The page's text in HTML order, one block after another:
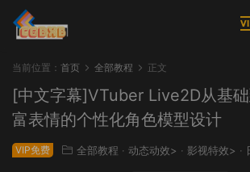
当前位置： 首页 全部教程 正文
[中文字幕]VTuber Live2D从基
富表情的个性化角色模型设计
VIP免费 全部教程 · 动态动效> · 影视特效> ·